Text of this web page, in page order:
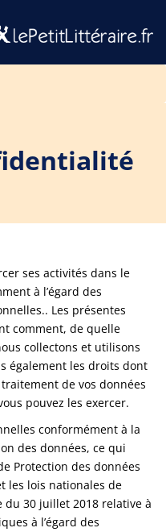
ses activités dans le
à l’égard des
Les présentes
comment, de quelle
collectons et utilisons
également les droits dont
de vos données
pouvez les exercer.
conformément à la
des données, ce qui
Protection des données
les lois nationales de
30 juillet 2018 relative à
à l’égard des